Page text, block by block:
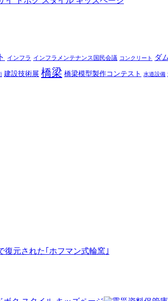
インフラ インフラメンテナンス国民会議 コンクリート ダ
建設技術展 橋梁 橋梁模型製作コンテスト 水道設備
元された｢ホフマン式輪窯｣